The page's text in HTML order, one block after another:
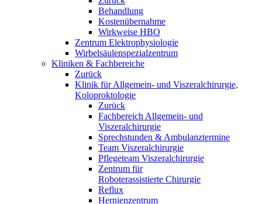
Behandlung
Kostenübernahme
Wirkweise HBO
Zentrum Elektrophysiologie
Wirbelsäulenspezialzentrum
Kliniken & Fachbereiche
Zurück
Klinik für Allgemein- und Viszeralchirurgie,
Koloproktologie
Zurück
Fachbereich Allgemein- und
Viszeralchirurgie
Sprechstunden & Ambulanztermine
Team Viszeralchirurgie
Pflegeteam Viszeralchirurgie
Zentrum für
Roboterassistierte Chirurgie
Reflux
Hernienzentrum